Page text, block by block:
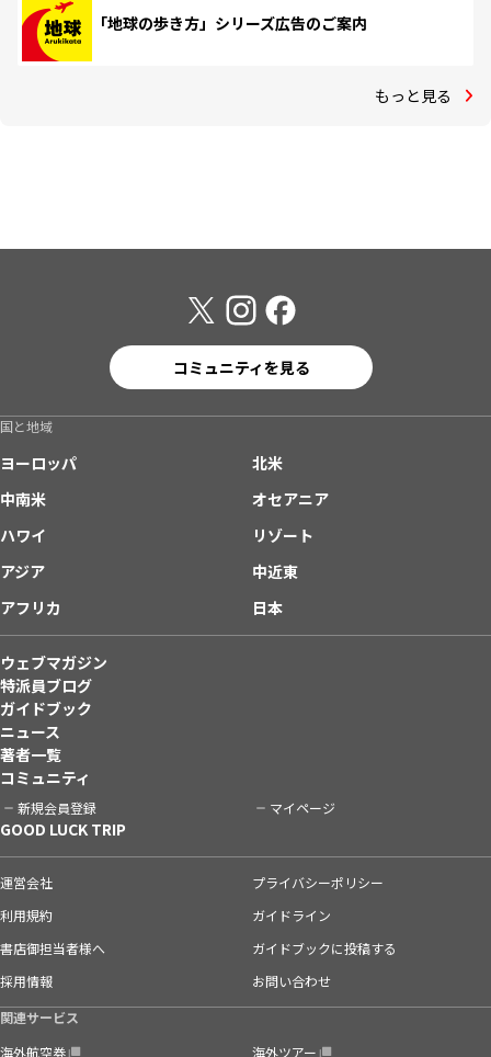
「地球の歩き方」シリーズ広告のご案内
もっと見る
コミュニティを見る
国と地域
ヨーロッパ
北米
中南米
オセアニア
ハワイ
リゾート
アジア
中近東
アフリカ
日本
ウェブマガジン
特派員ブログ
ガイドブック
ニュース
著者一覧
コミュニティ
新規会員登録 マイページ
GOOD LUCK TRIP
運営会社
プライバシーポリシー
利用規約
ガイドライン
書店御担当者様へ
ガイドブックに投稿する
採用情報
お問い合わせ
関連サービス
海外航空券
海外ツアー